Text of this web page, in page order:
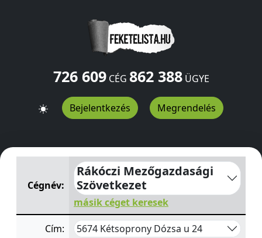
726 609CÉG 862 388ÜGYE
Bejelentkezés Megrendelés
Rákóczi Mezőgazdasági SzövetkezetDózsa u 24
Cégnév:
Rákóczi Mezőgazdasági
Szövetkezet
másik céget keresek
Cím: 5674 Kétsoprony Dózsa u 24